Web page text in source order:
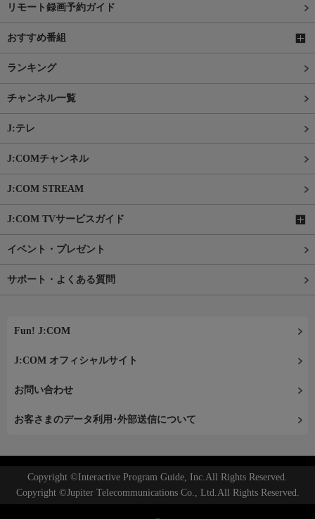
リモート録画予約ガイド
おすすめ番組
ランキング
チャンネル一覧
J:テレ
J:COMチャンネル
J:COM STREAM
J:COM TVサービスガイド
イベント・プレゼント
サポート・よくある質問
Fun! J:COM
J:COM オフィシャルサイト
お問い合わせ
お客さまのデータ利用･外部送信について
Copyright ©Interactive Program Guide, Inc.All Rights Reserved.
Copyright ©Jupiter Telecommunications Co., Ltd.All Rights Reserved.